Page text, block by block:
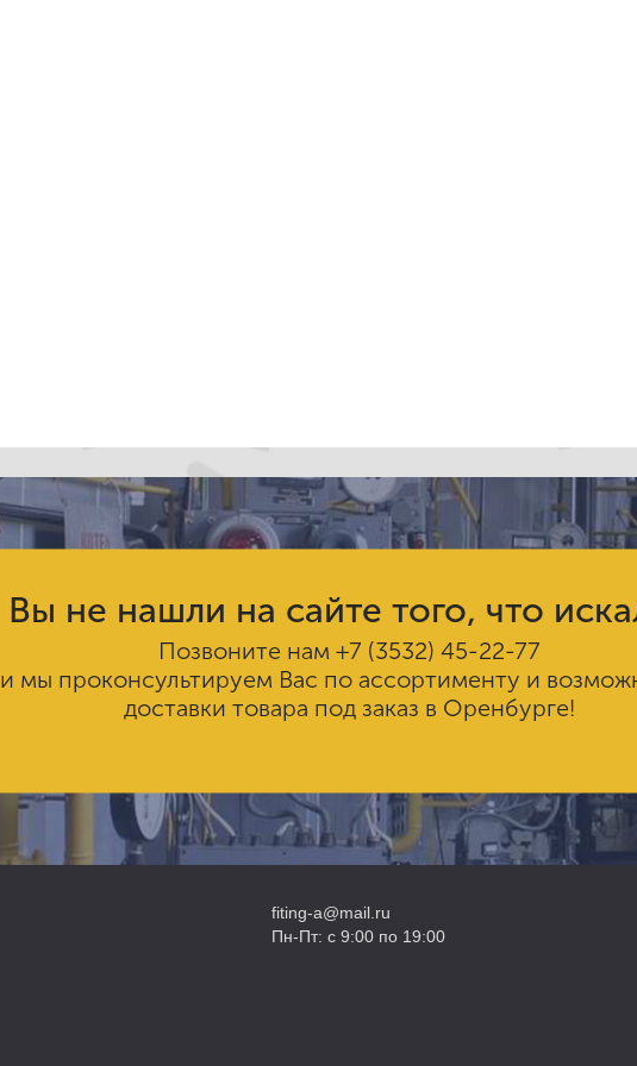
Вы не нашли на сайте того, что
Позвоните нам +7 (3532) 45-22-77
и мы проконсультируем Вас по ассортименту и
доставки товара под заказ в Оренбурге!
fiting-a@mail.ru
Пн-Пт: с 9:00 по 19:00